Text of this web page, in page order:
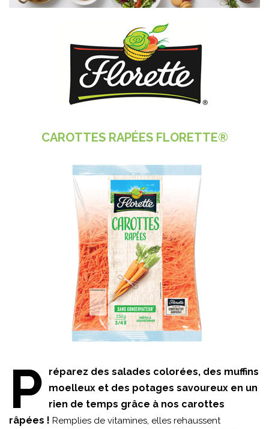
CAROTTES RAPÉES FLORETTE®
P
réparez des salades colorées, des muffins
moelleux et des potages savoureux en un
rien de temps grâce à nos carottes
râpées ! Remplies de vitamines, elles rehaussent